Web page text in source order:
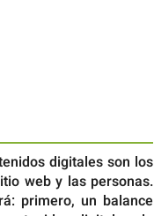
digitales son los
web y las personas.
primero, un balance